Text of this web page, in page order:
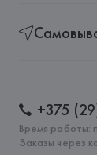
+375
Время работы:
Заказы через